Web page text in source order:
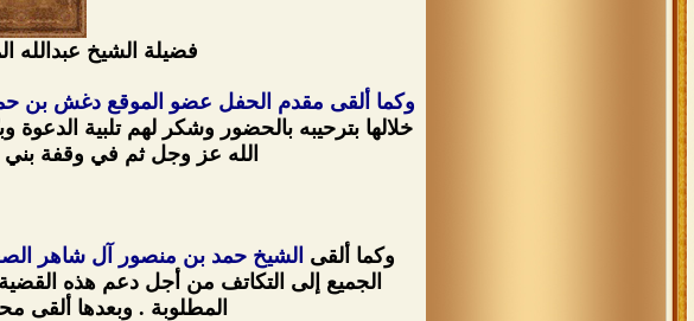
فضيلة الشيخ عبدالله
وكما ألقى مقدم الحفل عضو الموقع دغش بن
الله عز وجل ثم في وقفة بني
وكما ألقى الشيخ حمد بن منصور آل شاهر
الجميع إلى التكاتف من أجل دعم هذه
المطلوبة . وبعدها ألقى